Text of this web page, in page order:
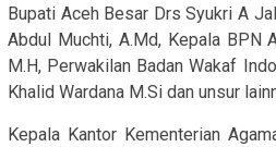
Bupati Aceh Besar Drs Syukri A
Abdul Muchti, A.Md, Kepala BPN
M.H, Perwakilan Badan Wakaf
Khalid Wardana M.Si dan unsur
Kepala Kantor Kementerian